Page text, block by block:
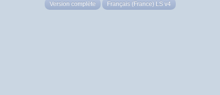
Version complète Français (France) LS v4